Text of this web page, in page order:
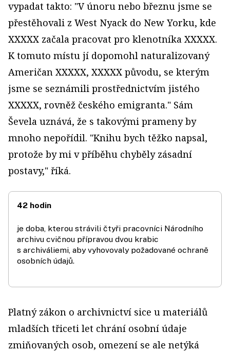
vypadat takto: "V únoru nebo březnu jsme se
přestěhovali z West Nyack do New Yorku, kde
XXXXX začala pracovat pro klenotníka XXXXX.
K tomuto místu jí dopomohl naturalizovaný
Američan XXXXX, XXXXX původu, se kterým
jsme se seznámili prostřednictvím jistého
XXXXX, rovněž českého emigranta." Sám
Ševela uznává, že s takovými prameny by
mnoho nepořídil. "Knihu bych těžko napsal,
protože by mi v příběhu chyběly zásadní
postavy," říká.
42 hodin
je doba, kterou strávili čtyři pracovníci Národního
archivu cvičnou přípravou dvou krabic
s archiváliemi, aby vyhovovaly požadované ochraně
osobních údajů.
Platný zákon o archivnictví sice u materiálů
mladších třiceti let chrání osobní údaje
zmiňovaných osob, omezení se ale netýká